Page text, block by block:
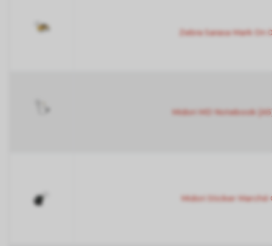
Zebra Sarasa Mark On
Midori MD Notebook
Midori Sticker Marché